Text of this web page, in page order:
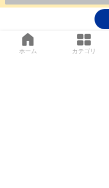
ホーム カテゴリ